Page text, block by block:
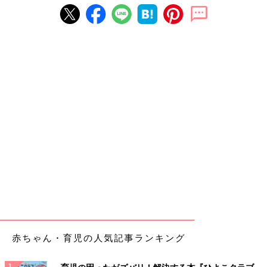
赤ちゃん・育児の人気記事ランキング